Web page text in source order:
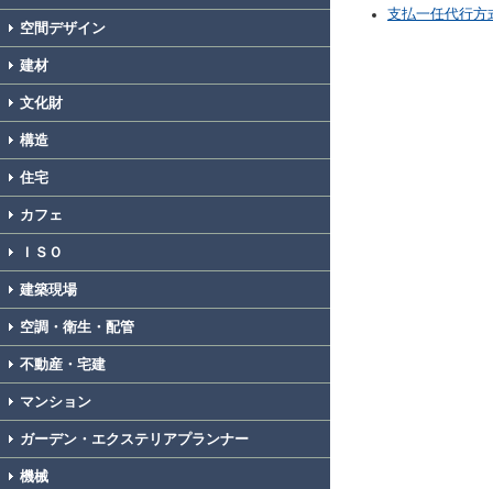
空間デザイン
建材
文化財
構造
住宅
カフェ
ＩＳＯ
建築現場
空調・衛生・配管
不動産・宅建
マンション
ガーデン・エクステリアプランナー
機械
支払一任代行方